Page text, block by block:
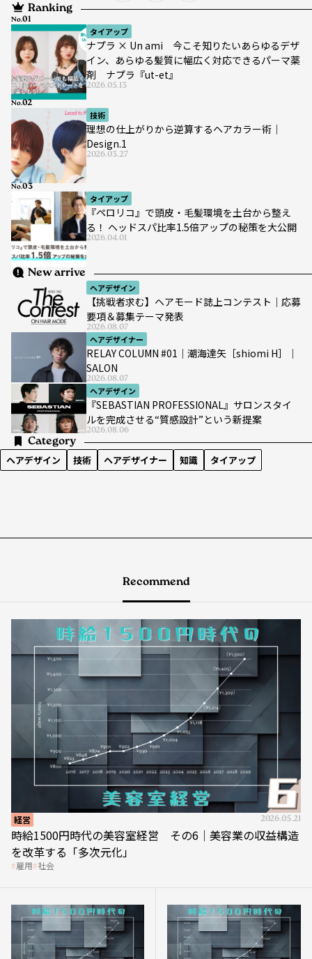
Ranking
タイアップ
ナプラ × Un ami 今こそ知りたいあらゆるデザ
イン、あらゆる髪質に幅広く対応できるパーマ薬
剤 ナプラ『ut-et』
2026.05.13
No.
技術
理想の仕上がりから逆算するヘアカラー術｜
Design.1
2026.03.27
No.
タイアップ
『ペロリコ』で頭皮・毛髪環境を土台から整え
る！ ヘッドスパ比率1.5倍アップの秘策を大公開
2026.04.01
No.
New arrive
ヘアデザイン
【挑戦者求む】ヘアモード誌上コンテスト｜応募
要項＆募集テーマ発表
2026.08.07
ヘアデザイナー
RELAY COLUMN #01｜潮海達矢［shiomi H］｜
SALON
2026.08.07
ヘアデザイン
『SEBASTIAN PROFESSIONAL』サロンスタイ
ルを完成させる“質感設計”という新提案
2026.08.06
Category
ヘアデザイン 技術 ヘアデザイナー 知識 タイアップ
Recommend
経営 2026.05.21
時給1500円時代の美容室経営 その6｜美容業の収益構造
を改革する「多次元化」
雇用 社会